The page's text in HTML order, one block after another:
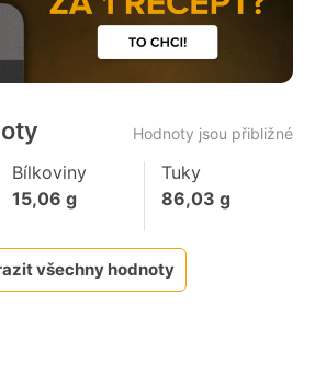
Hodnoty jsou přibližné
Bílkoviny
15,06 g
Tuky
86,03 g
všechny hodnoty